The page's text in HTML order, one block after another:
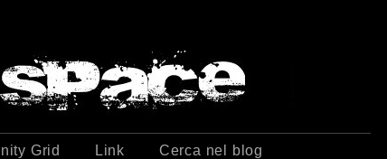
Grid Link Cerca nel blog